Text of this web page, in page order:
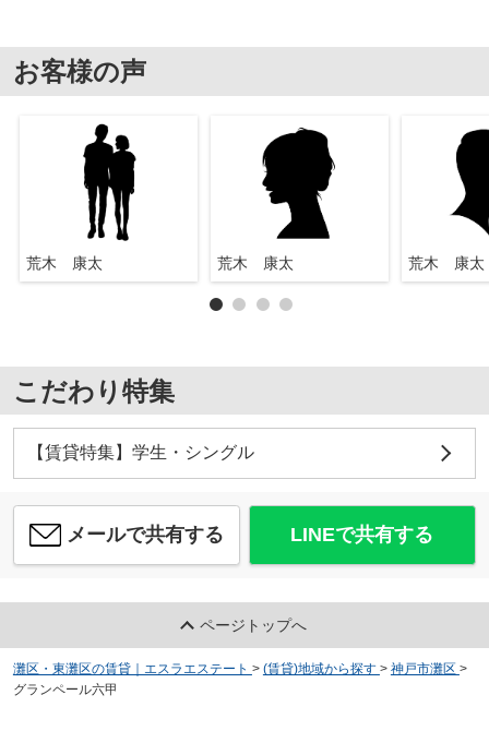
お客様の声
荒木 康太 荒木 康太 荒木 康太
こだわり特集
【賃貸特集】学生・シングル
メールで共有する LINEで共有する
ページトップへ
灘区・東灘区の賃貸｜エスラエステート > (賃貸)地域から探す > 神戸市灘区 >
グランペール六甲